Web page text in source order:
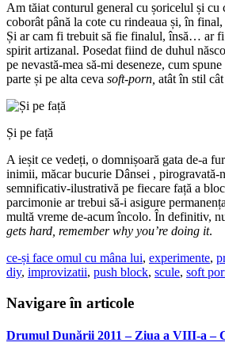
Am tăiat conturul general cu șoricelul și cu
coborât până la cote cu rindeaua și, în
Și ar cam fi trebuit să fie finalul, însă… ar
spirit artizanal. Posedat fiind de duhul
pe nevastă-mea să-mi deseneze, cum
parte și pe alta ceva soft-porn, atât în stil
Și pe față
A ieșit ce vedeți, o domnișoară gata de-a
inimii, măcar bucurie Dânsei , pirogravată-
semnificativ-ilustrativă pe fiecare față a
parcimonie ar trebui să-i asigure
multă vreme de-acum încolo. În definitiv,
gets hard, remember why you’re doing it.
ce-și face omul cu mâna lui, experimente,
diy, improvizatii, push block, scule, soft
Navigare în articole
Drumul Dunării 2011 – Ziua a VIII-a –